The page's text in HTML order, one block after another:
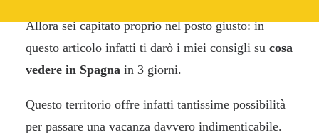
Allora sei capitato proprio nel posto giusto: in
questo articolo infatti ti darò i miei consigli su cosa
vedere in Spagna in 3 giorni.
Questo territorio offre infatti tantissime possibilità
per passare una vacanza davvero indimenticabile.